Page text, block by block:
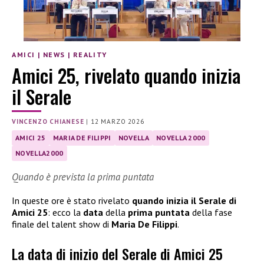
AMICI | NEWS | REALITY
Amici 25, rivelato quando inizia
il Serale
VINCENZO CHIANESE | 12 MARZO 2026
AMICI 25 MARIA DE FILIPPI NOVELLA
NOVELLA 2000
NOVELLA2000
Quando è prevista la prima puntata
In queste ore è stato rivelato quando inizia il Serale di
Amici 25: ecco la data della prima puntata della fase
finale del talent show di Maria De Filippi.
La data di inizio del Serale di Amici 25